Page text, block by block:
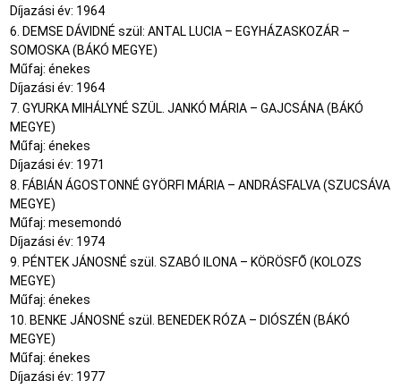
Díjazási év: 1964
6. DEMSE DÁVIDNÉ szül: ANTAL LUCIA – EGYHÁZASKOZÁR –
SOMOSKA (BÁKÓ MEGYE)
Műfaj: énekes
Díjazási év: 1964
7. GYURKA MIHÁLYNÉ SZÜL. JANKÓ MÁRIA – GAJCSÁNA (BÁKÓ
MEGYE)
Műfaj: énekes
Díjazási év: 1971
8. FÁBIÁN ÁGOSTONNÉ GYÖRFI MÁRIA – ANDRÁSFALVA (SZUCSÁVA
MEGYE)
Műfaj: mesemondó
Díjazási év: 1974
9. PÉNTEK JÁNOSNÉ szül. SZABÓ ILONA – KÖRÖSFŐ (KOLOZS
MEGYE)
Műfaj: énekes
10. BENKE JÁNOSNÉ szül. BENEDEK RÓZA – DIÓSZÉN (BÁKÓ
MEGYE)
Műfaj: énekes
Díjazási év: 1977